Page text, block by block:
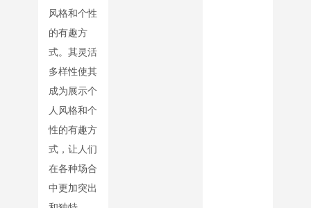
风格和个性
的有趣方
式。其灵活
多样性使其
成为展示个
人风格和个
性的有趣方
式，让人们
在各种场合
中更加突出